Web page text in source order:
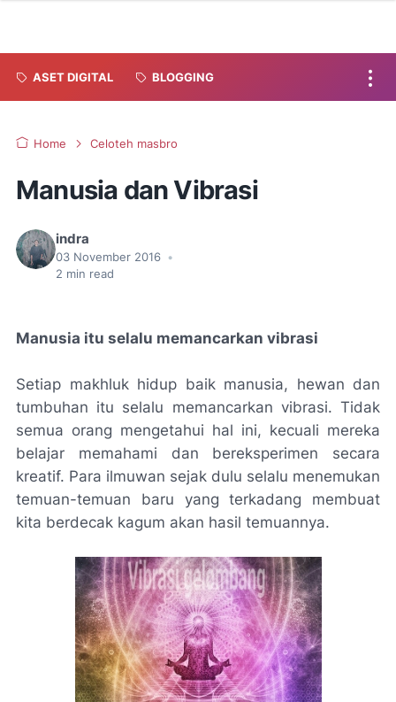
ASET DIGITAL BLOGGING
Home Celoteh masbro
Manusia dan Vibrasi
indra
03 November 2016 •
2 min read
Manusia itu selalu memancarkan vibrasi
Setiap makhluk hidup baik manusia, hewan dan
tumbuhan itu selalu memancarkan vibrasi. Tidak
semua orang mengetahui hal ini, kecuali mereka
belajar memahami dan bereksperimen secara
kreatif. Para ilmuwan sejak dulu selalu menemukan
temuan-temuan baru yang terkadang membuat
kita berdecak kagum akan hasil temuannya.